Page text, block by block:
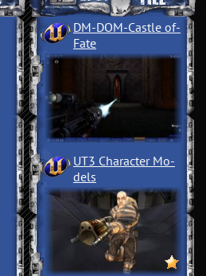
DM-DOM-Castle of­
Fate
UT3 Character Mo­
dels